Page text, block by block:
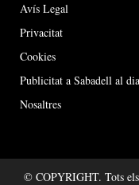
Avís Legal
Privacitat
Cookies
Publicitat a Sabadell al dia
Nosaltres
© COPYRIGHT. Tots